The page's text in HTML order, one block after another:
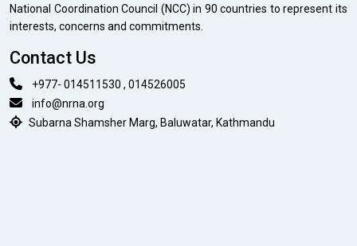
National Coordination Council (NCC) in 90 countries to represent its
interests, concerns and commitments.
Contact Us
+977- 014511530 , 014526005
info@nrna.org
Subarna Shamsher Marg, Baluwatar, Kathmandu